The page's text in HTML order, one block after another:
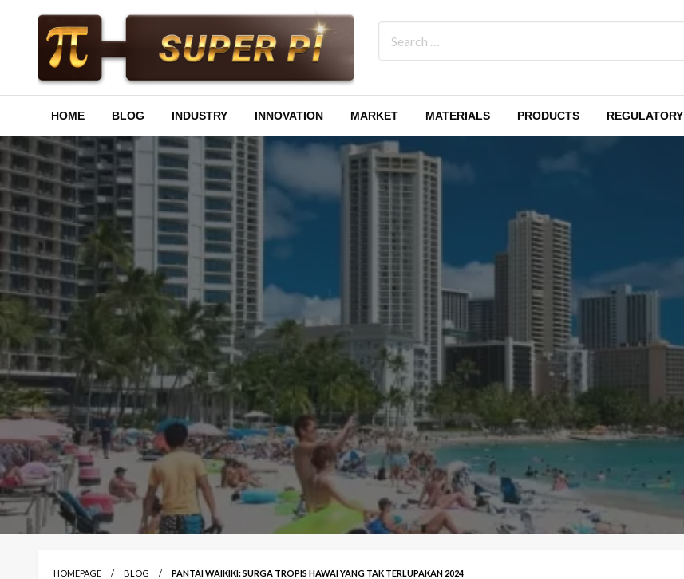
Superpi
HOME BLOG INDUSTRY INNOVATION MARKET MATERIALS PRODUCTS REGULATORY
HOMEPAGE BLOG PANTAI WAIKIKI: SURGA TROPIS HAWAI YANG TAK TERLUPAKAN 2024